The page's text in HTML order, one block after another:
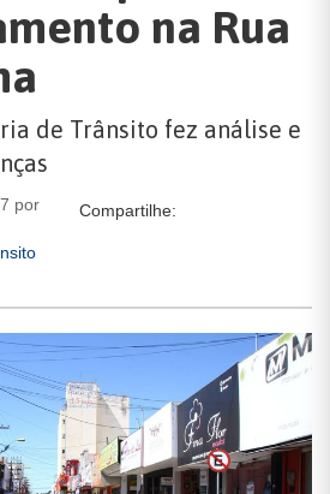
na Rua
de Trânsito fez análise e
por
Compartilhe: